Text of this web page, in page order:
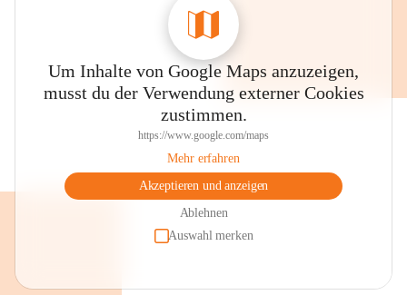
Um Inhalte von Google Maps anzuzeigen,
musst du der Verwendung externer Cookies
zustimmen.
https://www.google.com/maps
Mehr erfahren
Akzeptieren und anzeigen
Ablehnen
Auswahl merken